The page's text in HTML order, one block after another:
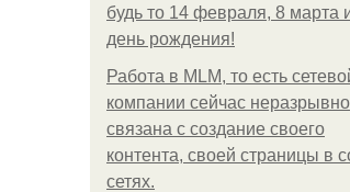
будь то 14 февраля, 8 марта
день рождения!
Работа в MLM, то есть
компании сейчас неразрывно
связана с создание своего
контента, своей страницы в
сетях.